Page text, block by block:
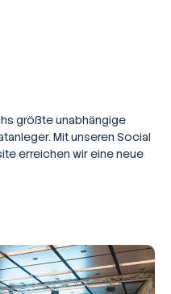
größte unabhängige
Mit unseren Social
erreichen wir eine neue